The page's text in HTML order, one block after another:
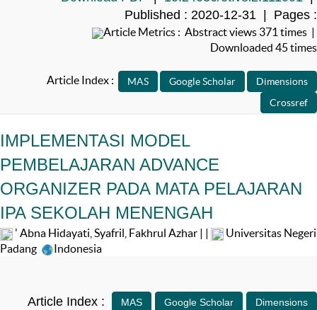
Published : 2020-12-31 | Pages :
Article Metrics : Abstract views 371 times |
Downloaded 45 times
Article Index :
IMPLEMENTASI MODEL
PEMBELAJARAN ADVANCE
ORGANIZER PADA MATA PELAJARAN
IPA SEKOLAH MENENGAH
' Abna Hidayati, Syafril, Fakhrul Azhar | |
Universitas Negeri
Padang
Indonesia
Article Index :